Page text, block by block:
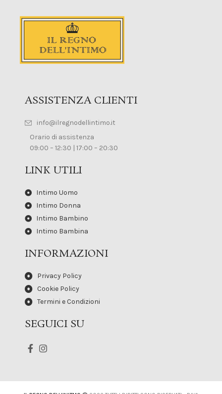
ASSISTENZA CLIENTI
info@ilregnodellintimo.it
Orario di assistenza
09:00 – 12:30 | 17:00 – 20:30
LINK UTILI
Intimo Uomo
Intimo Donna
Intimo Bambino
Intimo Bambina
INFORMAZIONI
Privacy Policy
Cookie Policy
Termini e Condizioni
SEGUICI SU